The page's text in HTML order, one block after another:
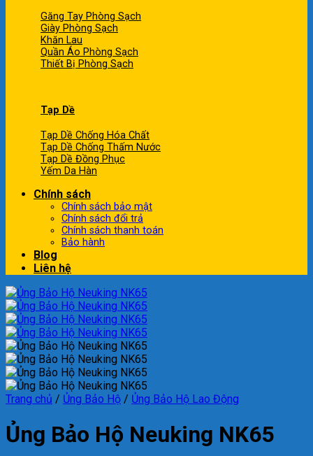
Găng Tay Phòng Sạch
Giày Phòng Sạch
Khăn Lau
Quần Áo Phòng Sạch
Thiết Bị Phòng Sạch
Tạp Dề
Tạp Dề Chống Hóa Chất
Tạp Dề Chống Thấm Nước
Tạp Dề Đồng Phục
Yếm Da Hàn
Chính sách
Chính sách bảo mật
Chính sách đổi trả
Chính sách thanh toán
Bảo hành
Blog
Liên hệ
Trang chủ / Ủng Bảo Hộ / Ủng Bảo Hộ Lao Động
Ủng Bảo Hộ Neuking NK65